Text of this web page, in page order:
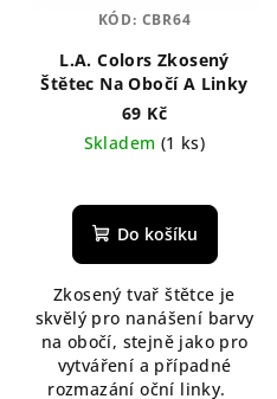
L.A. Colors Zkosený
Štětec Na Obočí A Linky
69 Kč
Skladem (1 ks)
hodnocení
produktu
z
5
hvězdiček.
Do košíku
Zkosený tvař štětce je
skvělý pro nanášení barvy
na obočí, stejně jako pro
vytváření a případné
rozmazání oční linky.
KÓD: CBR64